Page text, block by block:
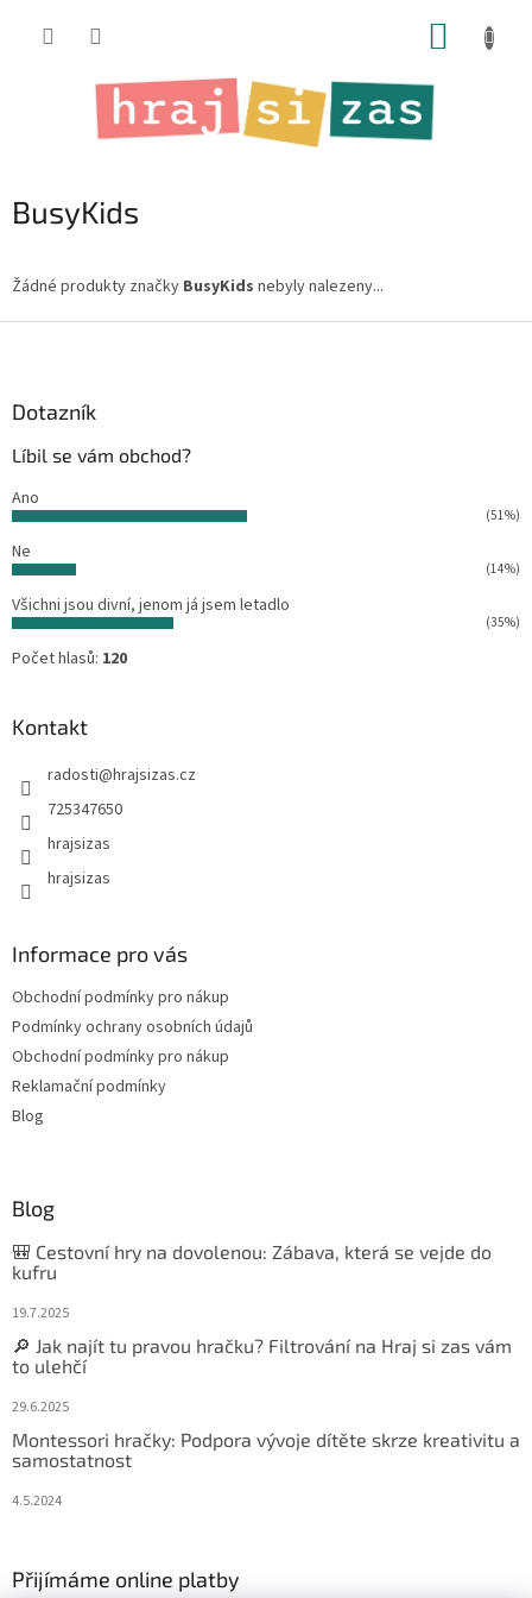
BusyKids
Žádné produkty značky BusyKids nebyly nalezeny...
Dotazník
Líbil se vám obchod?
Ano
(51%)
Ne
(14%)
Všichni jsou divní, jenom já jsem letadlo
(35%)
Počet hlasů: 120
Kontakt
radosti@hrajsizas.cz
725347650
hrajsizas
hrajsizas
Informace pro vás
Obchodní podmínky pro nákup
Podmínky ochrany osobních údajů
Obchodní podmínky pro nákup
Reklamační podmínky
Blog
Blog
🎒 Cestovní hry na dovolenou: Zábava, která se vejde do
kufru
19.7.2025
🔎 Jak najít tu pravou hračku? Filtrování na Hraj si zas vám
to ulehčí
29.6.2025
Montessori hračky: Podpora vývoje dítěte skrze kreativitu a
samostatnost
4.5.2024
Přijímáme online platby